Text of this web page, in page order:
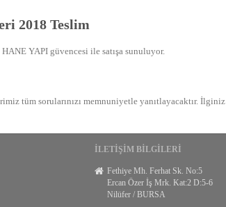
2018 Teslim
YAPI güvencesi ile satışa sunuluyor.
tüm sorularınızı memnuniyetle yanıtlayacaktır. İlginiz
İLETİŞİM BİLGİLERİ
Fethiye Mh. Ferhat Sk. No:5
Ercan Özer İş Mrk. Kat:2 D:5-6
Nilüfer / BURSA